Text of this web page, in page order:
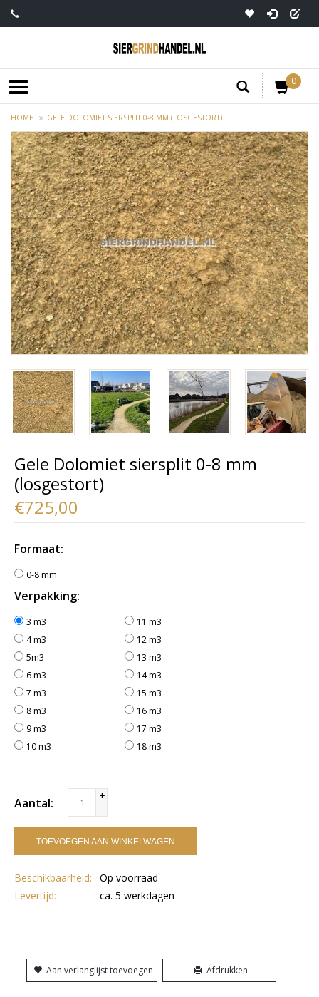
0
HOME GELE DOLOMIET SIERSPLIT 0-8 MM (LOSGESTORT)
Gele Dolomiet siersplit 0-8 mm
(losgestort)
€725,00
Formaat:
0-8 mm
Verpakking:
3 m3
4 m3
5m3
6 m3
7 m3
8 m3
9 m3
10 m3
11 m3
12 m3
13 m3
14 m3
15 m3
16 m3
17 m3
18 m3
Aantal:
+
-
TOEVOEGEN AAN WINKELWAGEN
Beschikbaarheid:
Op voorraad
Levertijd:
ca. 5 werkdagen
Aan verlanglijst toevoegen Afdrukken